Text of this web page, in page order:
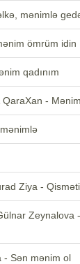
mənimlə
ömrüm idin
qadınım
QaraXan -
Ziya -
Zeynalova
- Sən mənim ol